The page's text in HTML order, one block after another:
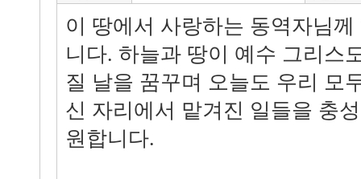
이 땅에서 사랑하는 동역자님
니다. 하늘과 땅이 예수 그리스
질 날을 꿈꾸며 오늘도 우리 모
신 자리에서 맡겨진 일들을 충
원합니다.